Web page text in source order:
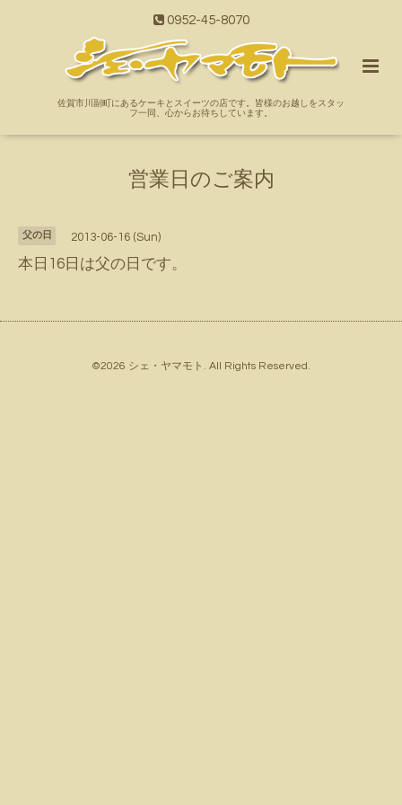
0952-45-8070
佐賀市川副町にあるケーキとスイーツの店です。皆様のお越しをスタッ
フ一同、心からお待ちしています。
営業日のご案内
父の日 2013-06-16 (Sun)
本日16日は父の日です。
©2026 シェ・ヤマモト . All Rights Reserved.